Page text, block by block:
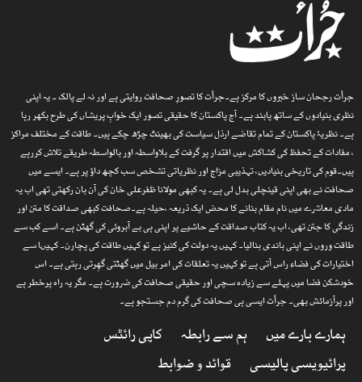
جرأت رجحان ساز خبروں کا مرکز ہے۔جرأت کا تصورِ صحافت روایتی ہے اور نہ لے پالک ۔ یہ اپنی
نظری بنیادوں کے ساتھ پابند ہے۔ آج پاکستان کا حقیقی تصور ایک خوابِ پریشاں کی طرح بکھر رہا
ہے۔ نظریۂ پاکستان کے تمام تقاضے ارذل سیاست کی بھینٹ چڑھ چکے ہیں۔ طاقت کے مختلف مراکز
، مفادات کے تحفظ کی کشاکش میں اقتدار پر گرفت کے بلاواسطہ اور بالواسطہ طریقے تلاش کررہے
ہیں۔قوم کی تاریخی بنیادیں، تہذیبی مزاج اور نظریاتی تشخص سب کچھ داؤ پر ہے۔ ایسے میں
صحافت نے بھی اپنی قینچلی بدل لی ہے۔ یہ کبھی مولانا ظفرعلی خان کی آن بان رکھتی تھی اب یہ
مادی معاشرے میں نام مقام بنانے کا محض ایک ذریعہ ،حیلہ ہے۔صحافت کبھی صداقت کا متن اور
زندگی کا جتن تھی، اب یہ کتاب صداقت کے حاشیے پر اپنی ہی بے آبروئی کی گھٹن ہے۔ اسے کب سے
طاقت وروں نے اپنی باندی بنالیا۔ کہیں یہ دولت کی کنیز ہے تو کہیں طاقت کی پچارن۔ کہیںا سے
اختیارات کی فضاء راس آتی ہے تو کہیں یہ تعلقات کی امر بیل میں گھٹتی گھِرتی رہتی ہے۔ اس
خودشکن فضا میں پہلے سے زیادہ سچی اور حقیقی صحافت کی ضرورت ہے۔ مگر یہ راہ پرخطر ہے
اور پرآزمائش بھی۔ جرأت ایسی ہی صحافت کی گرم دم جستجو ہے۔
ہمارے بارے میں ہم سے رابطہ
کاپی رائٹس
پرائیویسی پالیسی
قوائد و ضوابط